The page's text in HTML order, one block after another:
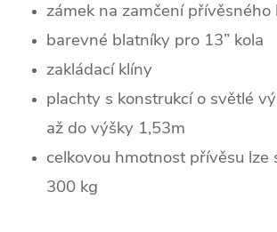
zámek na zamčení přívěsného
barevné blatníky pro 13” kola
zakládací klíny
plachty s konstrukcí o světlé
až do výšky 1,53m
celkovou hmotnost přívěsu lze
300 kg